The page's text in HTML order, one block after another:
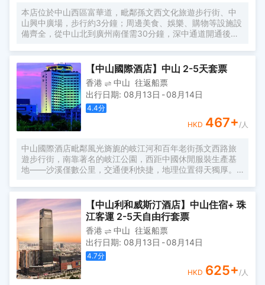
本店位於中山西區富華道，毗鄰孫文西文化旅遊步行街、中
山興中廣場，步行約3分鐘；周邊美食、娛樂、購物等設施設
備齊全，從中山北到廣州南僅需30分鐘，深中通道開通後，
題的人文酒店，擁有多種温馨舒適的客房，房內配有普蘭特
系列定製床墊、中央空調、全套高端阿芙精油系列洗浴用
品、高速光纖、wifi等設施，酒店設有餐廳、健身房、多功能
會議廳、洗熨烘乾自助洗衣房及寬敞的閲讀會友書吧，為您
提供一個自在、放鬆、休憩、充電、會友的居停空間。同時
自然、靜謐、温暖、樸實的入住體驗與您隨行，是您商務及
旅遊出行的上佳選擇。
【中山國際酒店】中山 2-5天套票
香港 中山 往返船票
出行日期: 08月13日 -08月14日
4.4分
HKD 467+ /人
中山國際酒店毗鄰風光旖旎的岐江河和百年老街孫文西路旅
遊步行街，南靠著名的岐江公園，西距中國休閒服裝生產基
地——沙溪僅數公里，交通便利快捷，地理位置得天獨厚。
配備了光纖專線接口，並在全店範圍內實現了免登陸wifi連接
到互聯網，讓閣下商務活動和精彩旅途更加便利紛呈。享
有“國家特級酒家”和“中華餐飲名店”稱號的中西餐廳，分別經
營粵菜、淮揚菜、川菜、以及西餐、日本料理等；位於四樓
的“鳴翠園”是市內少有的具有蘇州景觀特色的園林式餐廳；
中山國際酒店會議設施完備，國際會議廳配有同聲傳譯系
統；各類中、小型會議室是舉辦會議、新聞發佈會、演講、
表演、展覽的場所。康樂服務設施一應俱全。酒店的客運服
務快捷安全，各類豪華客車直通香港、澳門和省內等城市；
【中山利和威斯汀酒店】中山住宿+ 珠
江客運 2-5天自由行套票
香港 中山 往返船票
出行日期: 08月13日 -08月14日
4.7分
HKD 625+ /人